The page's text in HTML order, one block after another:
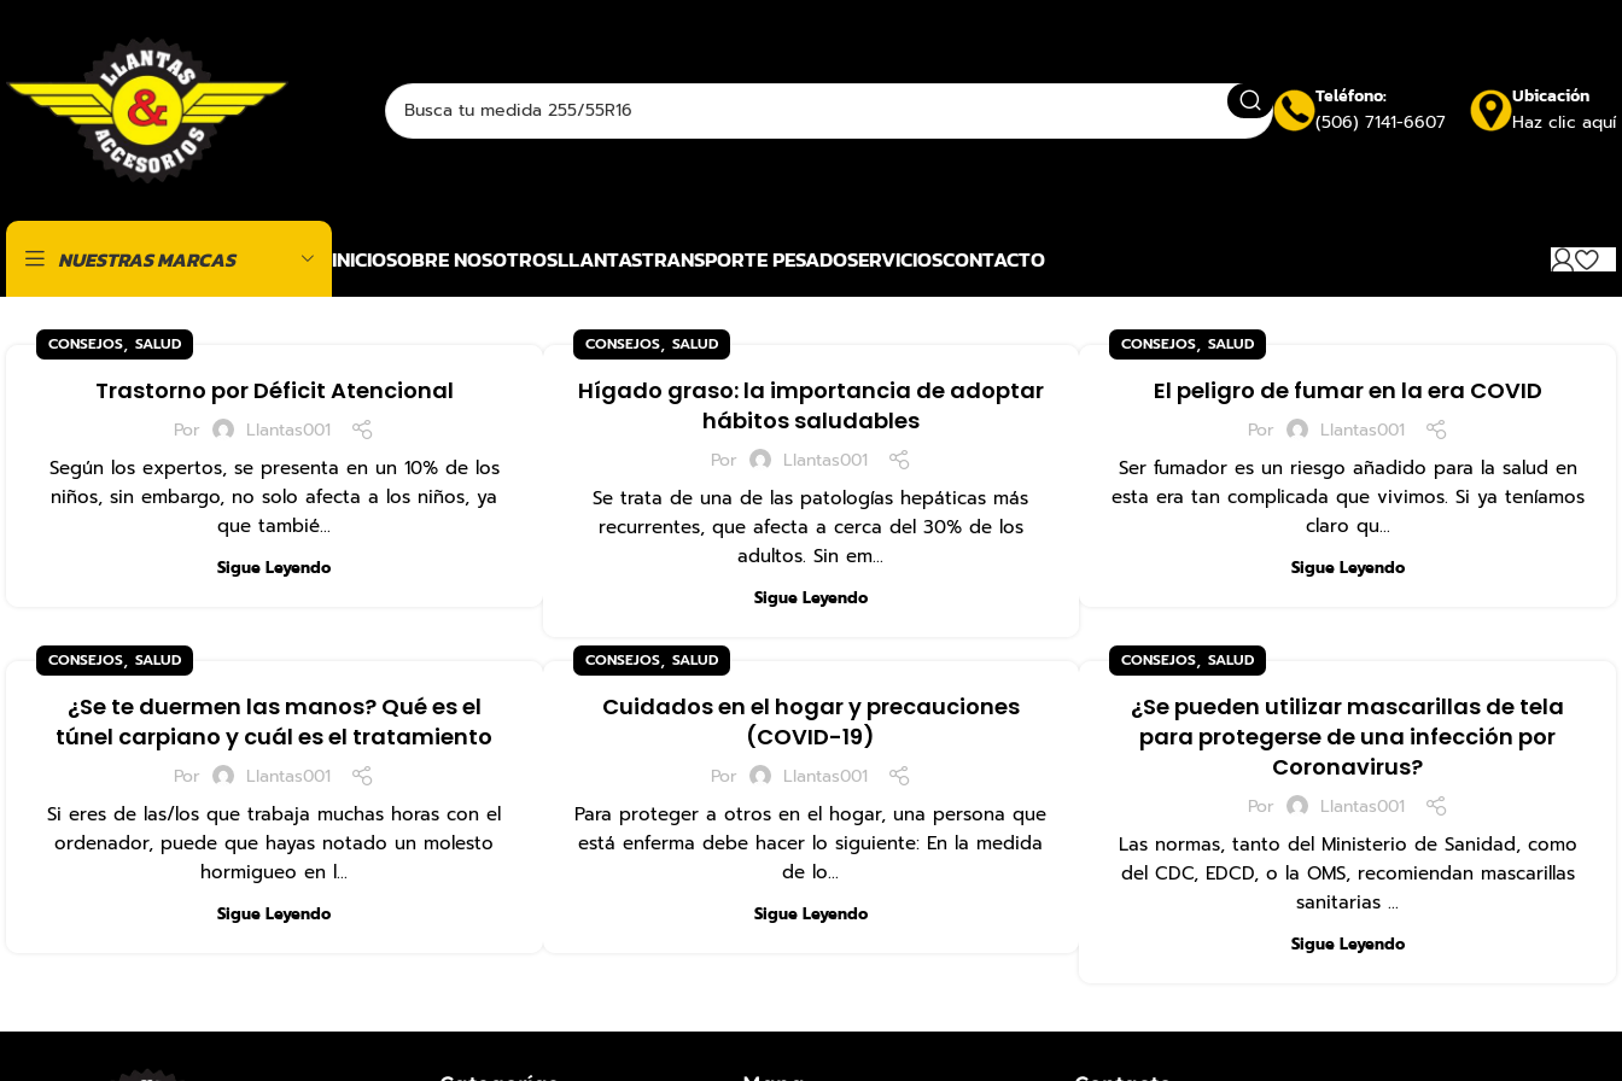
Teléfono:
(506) 7141-6607
Ubicación
Haz clic aquí
NUESTRAS MARCAS INICIOSOBRE NOSOTROSLLANTASTRANSPORTE PESADOSERVICIOSCONTACTO
CONSEJOS, SALUD
Trastorno por Déficit Atencional
Por Llantas001
Según los expertos, se presenta en un 10% de los
niños, sin embargo, no solo afecta a los niños, ya
que tambié...
Sigue Leyendo
CONSEJOS, SALUD
Hígado graso: la importancia de adoptar
hábitos saludables
Por Llantas001
Se trata de una de las patologías hepáticas más
recurrentes, que afecta a cerca del 30% de los
adultos. Sin em...
Sigue Leyendo
CONSEJOS,SALUD
El peligro de fumar en la era COVID
Por Llantas001
Ser fumador es un riesgo añadido para la salud en
esta era tan complicada que vivimos. Si ya teníamos
claro qu...
Sigue Leyendo
CONSEJOS, SALUD
¿Se te duermen las manos? Qué es el
túnel carpiano y cuál es el tratamiento
Por Llantas001
Si eres de las/los que trabaja muchas horas con el
ordenador, puede que hayas notado un molesto
hormigueo en l...
Sigue Leyendo
CONSEJOS, SALUD
Cuidados en el hogar y precauciones
(COVID-19)
Por Llantas001
Para proteger a otros en el hogar, una persona que
está enferma debe hacer lo siguiente: En la medida
de lo...
Sigue Leyendo
CONSEJOS,SALUD
¿Se pueden utilizar mascarillas de tela
para protegerse de una infección por
Coronavirus?
Por Llantas001
Las normas, tanto del Ministerio de Sanidad, como
del CDC, EDCD, o la OMS, recomiendan mascarillas
sanitarias ...
Sigue Leyendo